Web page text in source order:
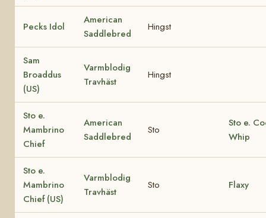
Pecks Idol
American
Saddlebred
Hingst
Sam
Broaddus
(US)
Varmblodig
Travhäst
Hingst
Sto e.
Mambrino
Chief
American
Saddlebred
Sto
Sto e.
Whip
Sto e.
Mambrino
Chief (US)
Varmblodig
Travhäst
Sto Flaxy